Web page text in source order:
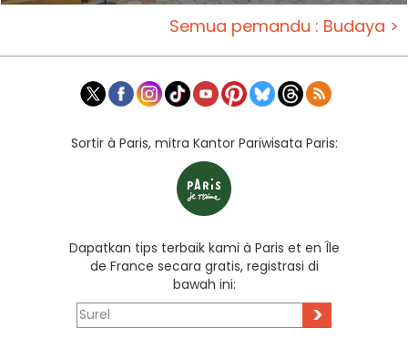
Semua pemandu : Budaya >
Sortir à Paris, mitra Kantor Pariwisata Paris:
Dapatkan tips terbaik kami à Paris et en Île
de France secara gratis, registrasi di
bawah ini:
>